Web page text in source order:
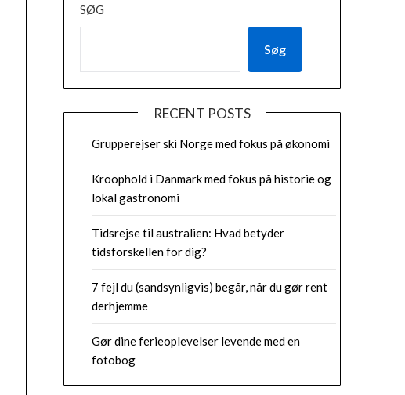
SØG
Søg
RECENT POSTS
Grupperejser ski Norge med fokus på økonomi
Kroophold i Danmark med fokus på historie og
lokal gastronomi
Tidsrejse til australien: Hvad betyder
tidsforskellen for dig?
7 fejl du (sandsynligvis) begår, når du gør rent
derhjemme
Gør dine ferieoplevelser levende med en
fotobog